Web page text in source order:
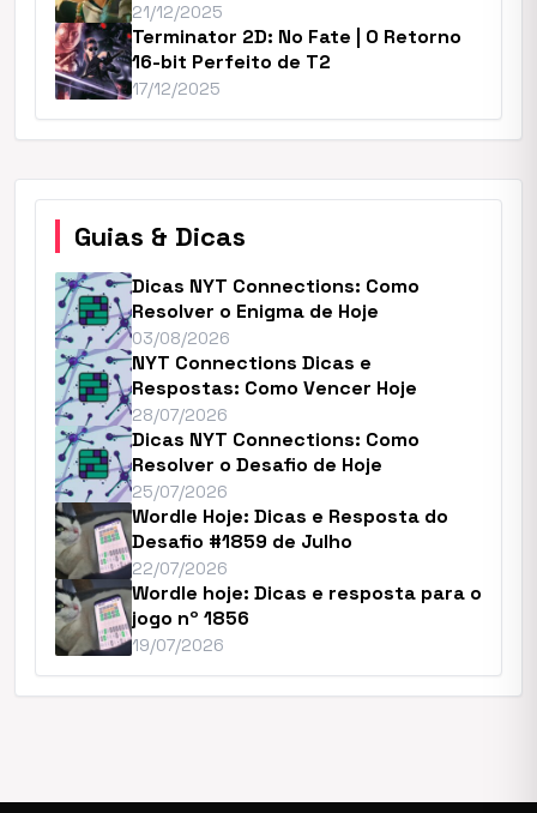
21/12/2025
Terminator 2D: No Fate | O Retorno
16-bit Perfeito de T2
17/12/2025
Guias & Dicas
Dicas NYT Connections: Como
Resolver o Enigma de Hoje
03/08/2026
NYT Connections Dicas e
Respostas: Como Vencer Hoje
28/07/2026
Dicas NYT Connections: Como
Resolver o Desafio de Hoje
25/07/2026
Wordle Hoje: Dicas e Resposta do
Desafio #1859 de Julho
22/07/2026
Wordle hoje: Dicas e resposta para o
jogo nº 1856
19/07/2026